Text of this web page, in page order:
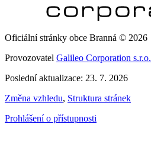
Oficiální stránky obce Branná © 2026
Provozovatel Galileo Corporation s.r.o.
Poslední aktualizace: 23. 7. 2026
Změna vzhledu, Struktura stránek
Prohlášení o přístupnosti